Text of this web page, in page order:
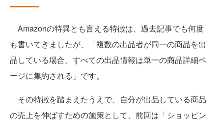
Amazonの特異とも言える特徴は、過去記事でも何度
も書いてきましたが、「複数の出品者が同一の商品を出
品している場合、すべての出品情報は単一の商品詳細ペ
ージに集約される」です。
その特徴を踏まえたうえで、自分が出品している商品
の売上を伸ばすための施策として、前回は「ショッピン